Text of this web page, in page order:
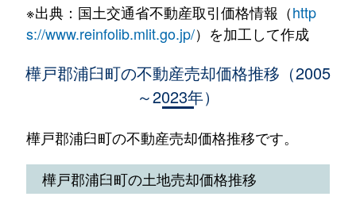
※出典：国土交通省不動産取引価格情報（http
s://www.reinfolib.mlit.go.jp/）を加工して作成
樺戸郡浦臼町の不動産売却価格推移（2005
～2023年）
樺戸郡浦臼町の不動産売却価格推移です。
樺戸郡浦臼町の土地売却価格推移